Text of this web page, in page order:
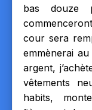
bas douze
cour sera
emmènerai
argent,
vêtements
habits,